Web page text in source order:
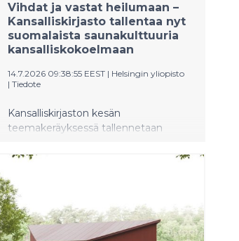
Vihdat ja vastat heilumaan –
Kansalliskirjasto tallentaa nyt
suomalaista saunakulttuuria
kansalliskokoelmaan
14.7.2026 09:38:55 EEST | Helsingin yliopisto
| Tiedote
Kansalliskirjaston kesän
teemakeräyksessä tallennetaan
verkkoarkistoon, joka on osa
tällä kertaa suomalaiseen
saunakulttuuriin, saunatapahtumiin ja
-yhteisöihin vuonna 2026. Ehdotuksia
tallennettavista sauna-aineistoista voi